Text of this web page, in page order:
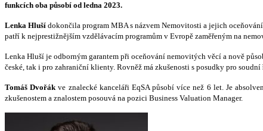
funkcích oba působí od ledna 2023.
Lenka Hluší dokončila program MBA s názvem Nemovitosti a jejich
patří k nejprestižnějším vzdělávacím programům v Evropě zaměřeným na
Lenka Hluší je odborným garantem při oceňování nemovitých věcí a nově
české, tak i pro zahraniční klienty. Rovněž má zkušenosti s posudky pro
Tomáš Dvořákve znalecké kanceláři EqSA působí více než 6 let. Je
zkušenostem a znalostem posouvá na pozici Business Valuation Manager.